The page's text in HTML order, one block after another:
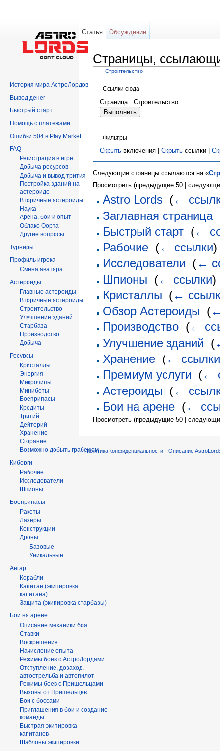
Страницы,
← Строительство
Ссылки сюда
Страница:
Фильтры
Скрытьвключения | Скрытьссылки |
Следующие страницы ссылаются на «
Просмотреть (предыдущие 50 |
Astro Lords (←
Заглавная страница‎
Быстрый старт (←
Рабочие (← ссылки)
Исследователи (←
Шпионы (← ссылки)
Кристаллы (←
Обзор Астероиды (
Производство (←
Улучшение зданий (
Хранение (← ссылки
Премиум услуги (←
Астероиды (←
Бои на арене (←
Просмотреть (предыдущие 50 |
Статья Обсуждение
История мира АстроЛордов
Вывод денег
Быстрый старт
Помощь с платежами
Ошибки 504 в Play Market
FAQ
Регистрация в игре
Добыча ресурсов
Добыча и вывод трития
Постройка зданий на
астероиде
Вторичныe астероиды
Hаука
Арена, бои и опыт
Облако Оорта
Другие вопросы
Турниры
Профиль игрока
Смена аватара
Астероиды
Главные астероиды
Вторичные астероиды
Строительство
Улучшение зданий
Старбаза
Производство
Добыча
Ресурсы
Кристаллы
Энергия
Микрочипы
Миниботы
Боеприпасы
Кредиты
Тритий
Дейтерий
Хранение
Сгорание
Возможно добыть грабежом
Киборги
Рабочие
Исследователи
Шпионы
Боеприпасы
Ракеты
Лазеры
Конструкции
Дроны
Базовые
Уникальные
Ангар
Корабли
Капитан (экипировка
капитана)
Защита (экипировка старбазы)
Бои на арене
Описание механики боя
Ставки
Воскрешение
Начисление опыта
Режимы боев с АстроЛордами
Отступление, дозаход,
автострельба и автопилот
Режимы боев с Пришельцами
Вызовы от Пришельцев
Бои с боссами
Приглашения в бои и создание
команды
Быстрая экипировка
капитанов
Шаблоны экипировки
Политика конфиденциальности Описание